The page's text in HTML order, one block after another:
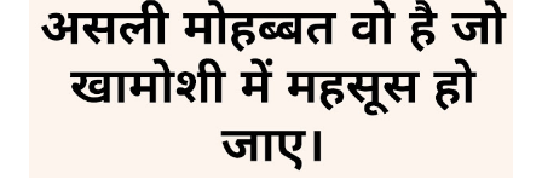
कोई फर्क नहीं पड़ता धी...